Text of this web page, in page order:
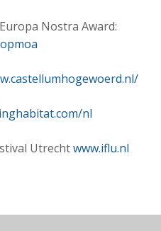
Nostra Award:
nl
Utrechtwww.iflu.nl